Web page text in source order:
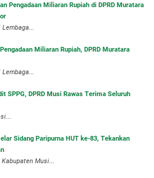
Pengadaan Miliaran Rupiah di DPRD Muratara
Lembaga...
Miliaran Rupiah, DPRD Muratara
Lembaga...
SPPG, DPRD Musi Rawas Terima Seluruh
Sidang Paripurna HUT ke-83, Tekankan
Kabupaten Musi...